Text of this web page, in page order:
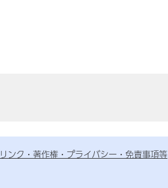
リンク・著作権・プライバシー・免責事項等